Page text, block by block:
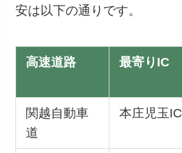
安は以下の通りです。
高速道路 最寄りIC
関越自動車
道
本庄児玉IC